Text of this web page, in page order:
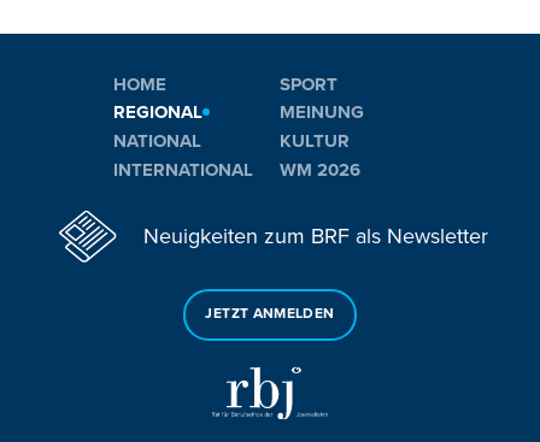
HOME
REGIONAL
NATIONAL
INTERNATIONAL
SPORT
MEINUNG
KULTUR
WM 2026
Neuigkeiten zum BRF als Newsletter
JETZT ANMELDEN